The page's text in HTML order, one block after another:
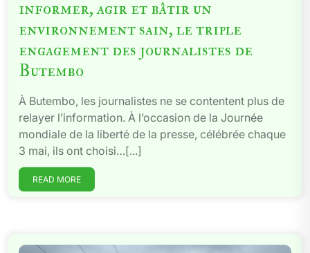
informer, agir et bâtir un
environnement sain, le triple
engagement des journalistes de
Butembo
À Butembo, les journalistes ne se contentent plus de
relayer l’information. À l’occasion de la Journée
mondiale de la liberté de la presse, célébrée chaque
3 mai, ils ont choisi…[...]
READ MORE